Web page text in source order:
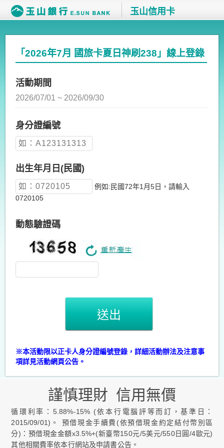
玉山信用卡
「2026年7月 國旅卡夏日神刷238」線上登錄
活動期間
2026/07/01 ~ 2026/09/30
身分證編號
出生年月日(民國)
例如:民國72年1月5日，請輸入
0720105
動態驗證碼
送出
※本活動限以正卡人身分證編號登錄，詳細活動辦法及注意事
項詳見活動網頁公告。
謹慎理財 信用無價
循環利率：5.88%-15% (依本行電腦評等而訂，基準日：
2015/09/01)。 預借現金手續費(依預借現金約定結付幣別區
分)：預借現金金額x3.5%+(新臺幣150元/5美元/550日圓/4歐元)
其他相關費率依本行網站及申請書公告。